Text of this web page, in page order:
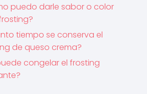
puedo darle sabor o color
tiempo se conserva el
de queso crema?
congelar el frosting